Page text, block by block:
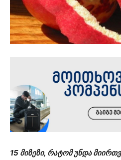
15 მიზეზი, რატომ უნდა